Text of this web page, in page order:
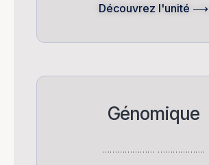
Découvrez l'unité ⟶
Génomique
………………… ……………….